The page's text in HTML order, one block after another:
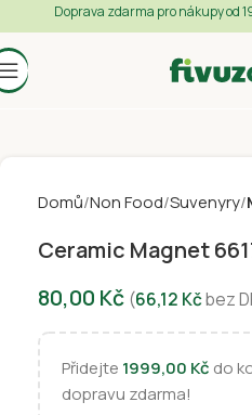
Domů Non Food Suvenyry
Ceramic Magnet
80,00 Kč (66,12 Kčbez
Přidejte 1999,00 Kč do
dopravu zdarma!
Doprava zdarma pro nákupy od